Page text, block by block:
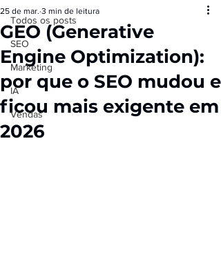
Todos os posts
SEO
Marketing
IA
Vendas
GEO (Generative
Engine Optimization):
por que o SEO mudou e
ficou mais exigente em
2026
25 de mar. 3 min de leitura